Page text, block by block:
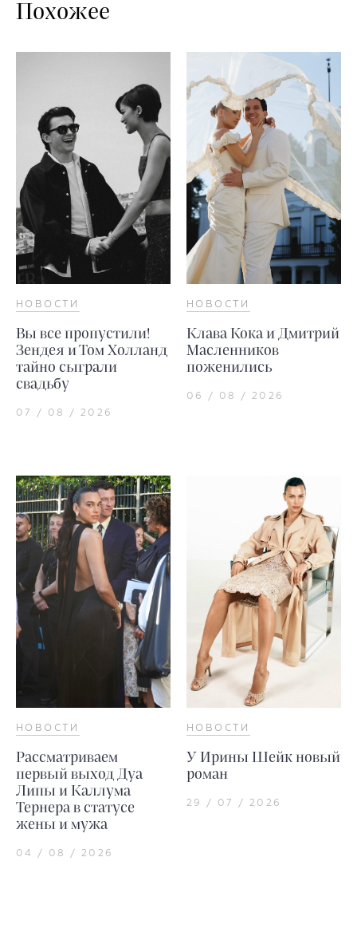
Похожее
НОВОСТИ
Вы все пропустили!
Зендея и Том Холланд
тайно сыграли
свадьбу
07 / 08 / 2026
НОВОСТИ
Клава Кока и Дмитрий
Масленников
поженились
06 / 08 / 2026
НОВОСТИ
Рассматриваем
первый выход Дуа
Липы и Каллума
Тернера в статусе
жены и мужа
04 / 08 / 2026
НОВОСТИ
У Ирины Шейк новый
роман
29 / 07 / 2026